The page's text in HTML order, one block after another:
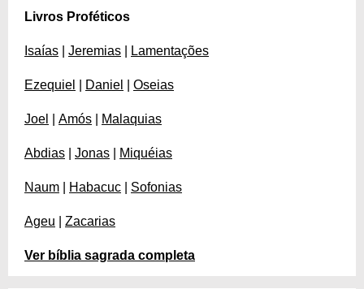
Livros Proféticos
Isaías Jeremias Lamentações
Ezequiel Daniel Oseias
Joel Amós Malaquias
Abdias Jonas Miquéias
Naum Habacuc Sofonias
Ageu Zacarias
Ver bíblia sagrada completa